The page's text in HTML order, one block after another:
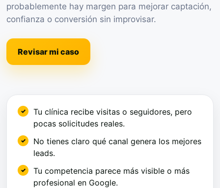
probablemente hay margen para mejorar captación,
confianza o conversión sin improvisar.
Revisar mi caso
Tu clínica recibe visitas o seguidores, pero
pocas solicitudes reales.
No tienes claro qué canal genera los mejores
leads.
Tu competencia parece más visible o más
profesional en Google.